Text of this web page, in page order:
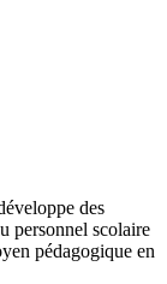
des
personnel scolaire
pédagogique en